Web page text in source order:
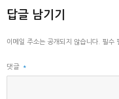
답글 남기기
이메일 주소는 공개되지 않습니다. 필수
댓글 *